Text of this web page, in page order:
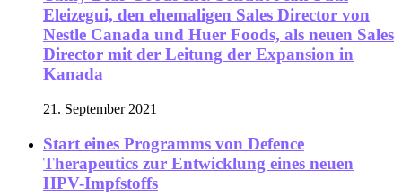
Eleizegui, den ehemaligen Sales Director von
Nestle Canada und Huer Foods, als neuen Sales
Director mit der Leitung der Expansion in
Kanada
21. September 2021
Start eines Programms von Defence
Therapeutics zur Entwicklung eines neuen
HPV-Impfstoffs